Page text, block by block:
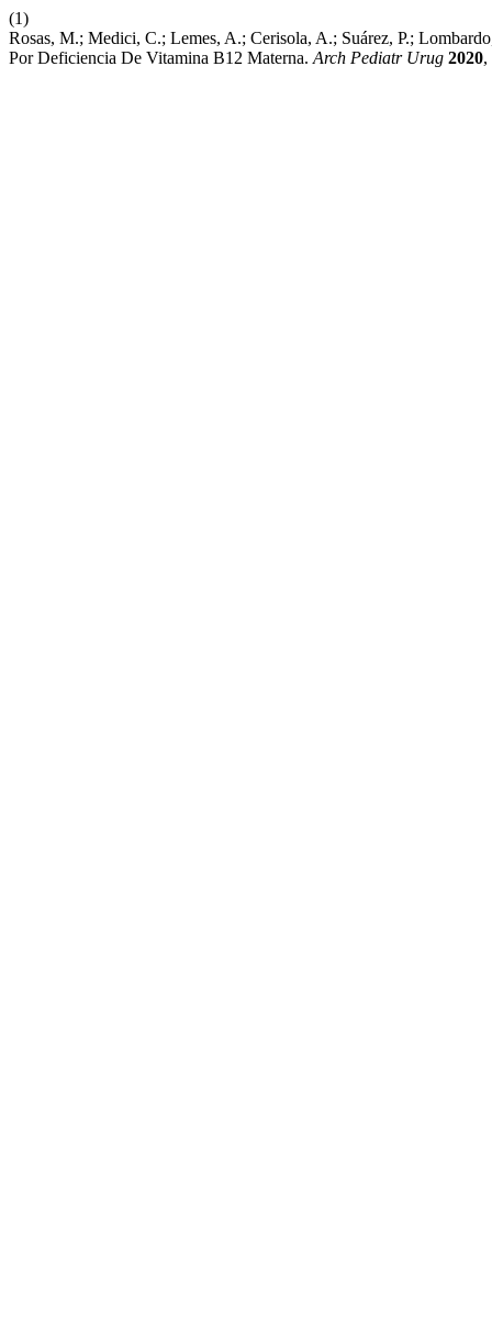
(1)
Rosas, M.; Medici, C.; Lemes, A.; Cerisola, A.; Suárez, P.;
Por Deficiencia De Vitamina B12 Materna. Arch Pediatr Urug 2020,